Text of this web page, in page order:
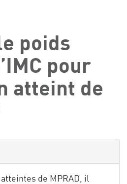
poids
pour
atteint de
de MPRAD, il